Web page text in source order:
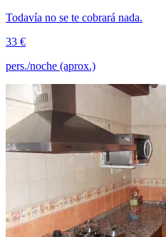
Todavía no se te cobrará nada.
33 €
pers./noche (aprox.)